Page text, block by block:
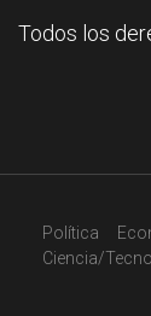
Todos los
Política
Ciencia/Tecno